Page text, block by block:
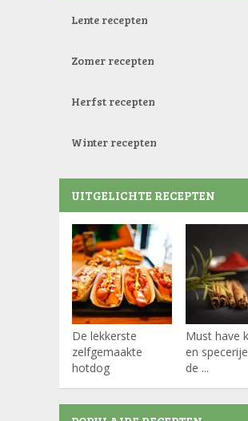
Lente recepten
Zomer recepten
Herfst recepten
Winter recepten
UITGELICHTE RECEPTEN
De lekkerste
zelfgemaakte
hotdog
Must have
en
de ...